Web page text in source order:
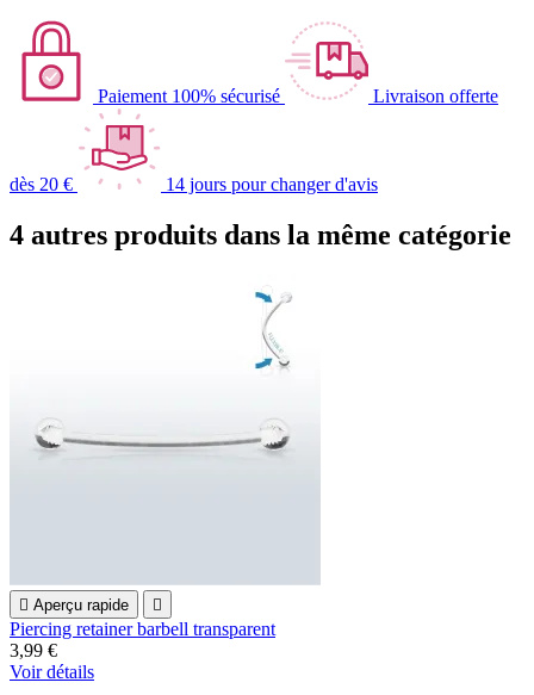
Paiement 100% sécurisé Livraison offerte
dès 20 € 14 jours pour changer d'avis
4 autres produits dans la même catégorie
 Aperçu rapide 
Piercing retainer barbell transparent
3,99 €
Voir détails